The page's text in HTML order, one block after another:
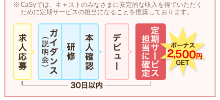
CaSyでは、キャストのみなさまに安定的な収入を得ていただく
ために定期サービスの担当になることを推奨しております。